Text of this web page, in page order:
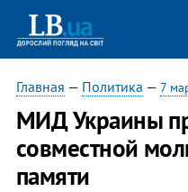
Главная — Политика — 7
МИД Украины
совместной
памяти